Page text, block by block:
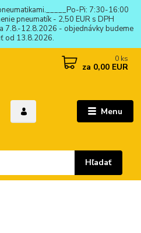
Pi: 7:30-16:00
pneumatík - 2,50 EUR s DPH
7.8.-12.8.2026 - objednávky budeme
od 13.8.2026.
Menu
Hľadať
0 ks
za 0,00 EUR